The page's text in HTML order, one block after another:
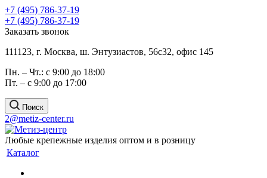
+7 (495) 786-37-19
+7 (495) 786-37-19
Заказать звонок
111123, г. Москва, ш. Энтузиастов, 56с32, офис 145
Пн. – Чт.: с 9:00 до 18:00
Пт. – с 9:00 до 17:00
Поиск
2@metiz-center.ru
Любые крепежные изделия оптом и в розницу
Каталог